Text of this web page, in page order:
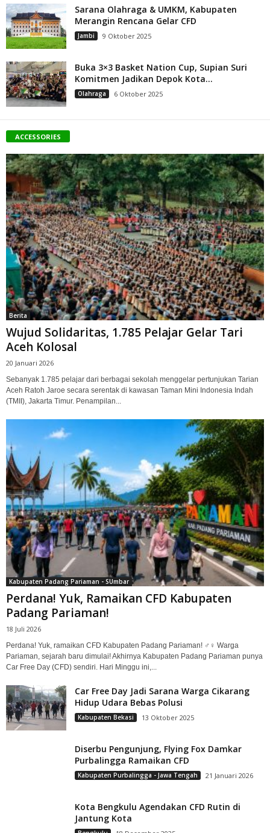
Sarana Olahraga & UMKM, Kabupaten
Merangin Rencana Gelar CFD
Jambi 9 Oktober 2025
Buka 3×3 Basket Nation Cup, Supian Suri
Komitmen Jadikan Depok Kota...
Olahraga 6 Oktober 2025
ACCESSORIES
Berita
Wujud Solidaritas, 1.785 Pelajar Gelar Tari
Aceh Kolosal
20 Januari 2026
Sebanyak 1.785 pelajar dari berbagai sekolah menggelar pertunjukan Tarian
Aceh Ratoh Jaroe secara serentak di kawasan Taman Mini Indonesia Indah
(TMII), Jakarta Timur. Penampilan...
Kabupaten Padang Pariaman - SUmbar
Perdana! Yuk, Ramaikan CFD Kabupaten
Padang Pariaman!
18 Juli 2026
Perdana! Yuk, ramaikan CFD Kabupaten Padang Pariaman! ‍♂️‍♀️ Warga
Pariaman, sejarah baru dimulai! Akhirnya Kabupaten Padang Pariaman punya
Car Free Day (CFD) sendiri. Hari Minggu ini,...
Car Free Day Jadi Sarana Warga Cikarang
Hidup Udara Bebas Polusi
Kabupaten Bekasi 13 Oktober 2025
Diserbu Pengunjung, Flying Fox Damkar
Purbalingga Ramaikan CFD
Kabupaten Purbalingga - Jawa Tengah 21 Januari 2026
Kota Bengkulu Agendakan CFD Rutin di
Jantung Kota